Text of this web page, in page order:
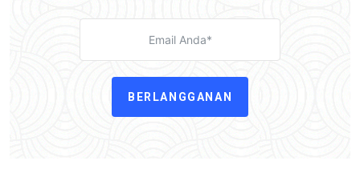
BERLANGGANAN